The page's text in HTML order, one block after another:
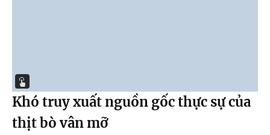
Khó truy xuất nguồn gốc thực sự của
thịt bò vân mỡ